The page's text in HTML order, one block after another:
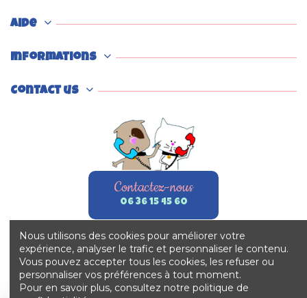
Aide
Informations
Contact us
Contactez-nous
06 36 15 45 60
Nous utilisons des cookies pour améliorer votre
expérience, analyser le trafic et personnaliser le contenu.
Vous pouvez accepter tous les cookies, les refuser ou
personnaliser vos préférences à tout moment.
Pour en savoir plus, consultez notre politique de